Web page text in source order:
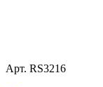
Арт. RS3216